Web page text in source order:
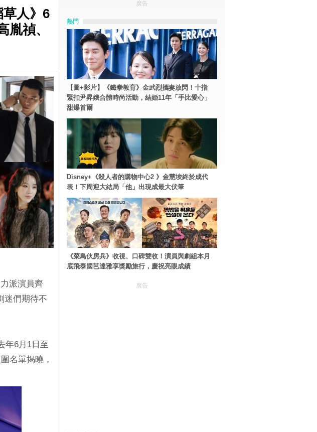
草人》6
禎、
派演員齊
迷們期待不
年6月1日至
名單揭曉，
廣告
熱門
【圖+影片】《鐵拳教育》金武烈攜妻放閃！十指
緊扣尹昇娥合體時尚活動，結婚11年「手比愛心」
甜爆首爾
Disney+《殺人者的購物中心2 》金慧埈終於成代
表！下周迎大結局「他」出現成最大伏筆
《菜鳥伙房兵》收視、口碑雙收！演員與劇組本月
底飛泰國芭達雅享獎勵旅行，慶祝亮眼成績
廣告